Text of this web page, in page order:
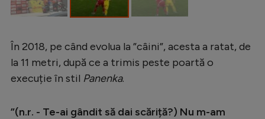
În 2018, pe când evolua la ”câini”, acesta a ratat, de
la 11 metri, după ce a trimis peste poartă o
execuție în stil Panenka.
”(n.r. - Te-ai gândit să dai scăriță?) Nu m-am